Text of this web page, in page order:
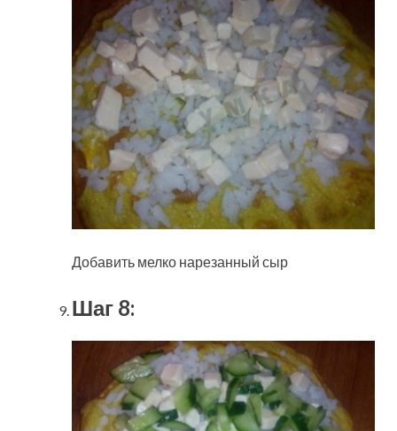
Добавить мелко нарезанный сыр
Шаг 8: